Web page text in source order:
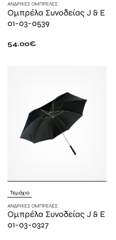
ΑΝΔΡΙΚΈΣ ΟΜΠΡΈΛΕΣ
Ομπρέλα Συνοδείας J & E
01-03-0539
54.00€
Τεμάχιο
ΑΝΔΡΙΚΈΣ ΟΜΠΡΈΛΕΣ
Ομπρέλα Συνοδείας J & E
01-03-0327